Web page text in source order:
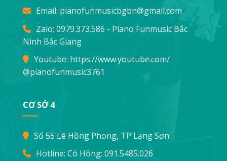
Email: pianofunmusicbgbn@gmail.com
Zalo: 0979.373.586 - Piano Funmusic Bắc
Ninh Bắc Giang
Youtube: https://www.youtube.com/
@pianofunmusic3761
CƠ SỞ 4
Số 55 Lê Hồng Phong, TP Lạng Sơn.
Hotline: Cô Hồng: 091.5485.026